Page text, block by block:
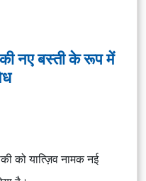
नए बस्ती के रूप में
कोयात्ज़िवनामक नई